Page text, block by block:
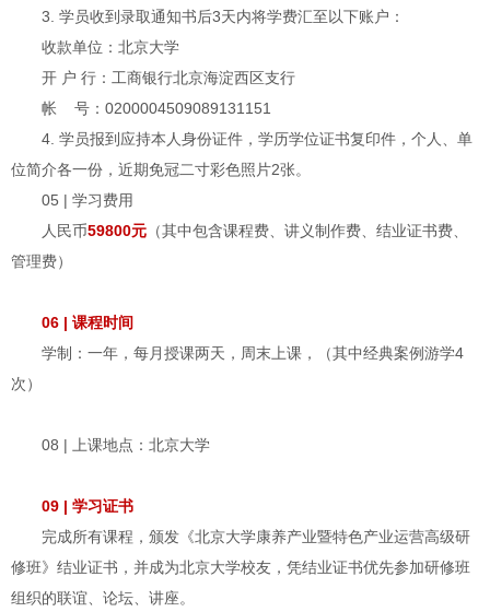
3. 学员收到录取通知书后3天内将学费汇至以下账户：
收款单位：北京大学
开 户 行：工商银行北京海淀西区支行
帐 号：0200004509089131151
4. 学员报到应持本人身份证件，学历学位证书复印件，个人、单
位简介各一份，近期免冠二寸彩色照片2张。
05 | 学习费用
人民币59800元 （其中包含课程费、讲义制作费、结业证书费、
管理费）
06 | 课程时间
学制：一年，每月授课两天，周末上课，（其中经典案例游学4
次）
08 | 上课地点：北京大学
09 | 学习证书
完成所有课程，颁发《北京大学康养产业暨特色产业运营高级研
修班》结业证书，并成为北京大学校友，凭结业证书优先参加研修班
组织的联谊、论坛、讲座。